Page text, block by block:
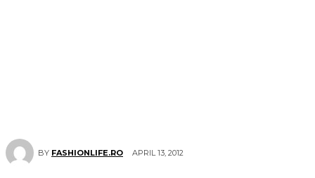
BY FASHIONLIFE.RO APRIL 13, 2012